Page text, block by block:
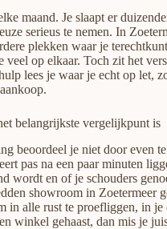
maand. Je slaapt er
serieus te nemen. In
plekken waar je
veel op elkaar. Toch zit het
lees je waar je echt op let,
belangrijkste vergelijkpunt is
beoordeel je niet door even
pas na een paar minuten
wordt en of je schouders
showroom in Zoetermeer
in alle rust te proefliggen, in je
winkel gehaast, dan mis je